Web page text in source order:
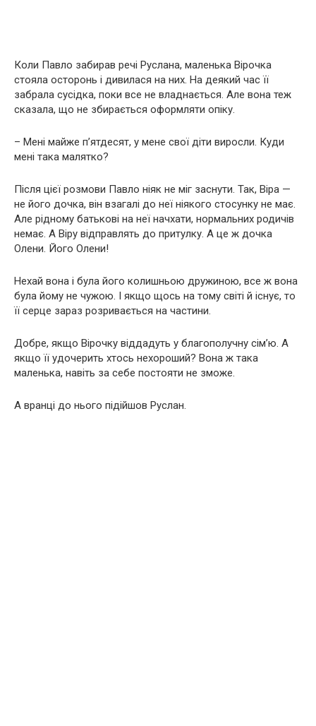
Коли Павло забирав речі Руслана, маленька Вірочка
стояла осторонь і дивилася на них. На деякий час її
забрала сусідка, поки все не владнається. Але вона теж
сказала, що не збирається оформляти опіку.
– Мені майже п’ятдесят, у мене свої діти виросли. Куди
мені така малятко?
Після цієї розмови Павло ніяк не міг заснути. Так, Віра —
не його дочка, він взагалі до неї ніякого стосунку не має.
Але рідному батькові на неї начхати, нормальних родичів
немає. А Віру відправлять до притулку. А це ж дочка
Олени. Його Олени!
Нехай вона і була його колишньою дружиною, все ж вона
була йому не чужою. І якщо щось на тому світі й існує, то
її серце зараз розривається на частини.
Добре, якщо Вірочку віддадуть у благополучну сім’ю. А
якщо її удочерить хтось нехороший? Вона ж така
маленька, навіть за себе постояти не зможе.
А вранці до нього підійшов Руслан.